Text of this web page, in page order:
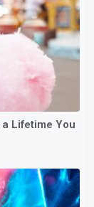
Lifetime You